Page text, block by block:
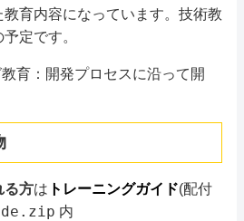
育内容になっています。技術教
定です。
育：開発プロセスに沿って開
る方は トレーニングガイド(配付
内